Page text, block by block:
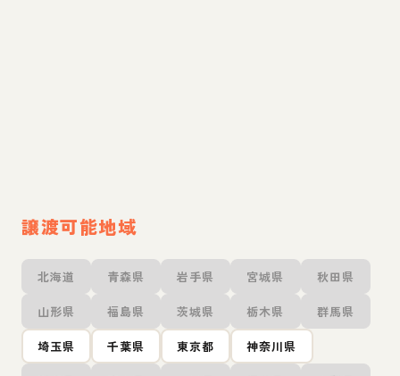
譲渡可能地域
北海道 青森県 岩手県 宮城県 秋田県
山形県 福島県 茨城県 栃木県 群馬県
埼玉県 千葉県 東京都 神奈川県